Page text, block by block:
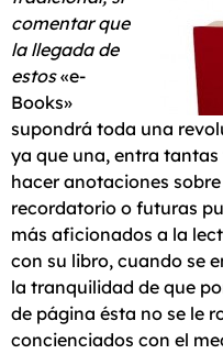
comentar que
la llegada de
estos«e-
Books»
supondrá toda una
ya que una, entra
hacer anotaciones
recordatorio o futuras
más aficionados a la
con su libro, cuando se
la tranquilidad de que
de página ésta no se le
concienciados con el